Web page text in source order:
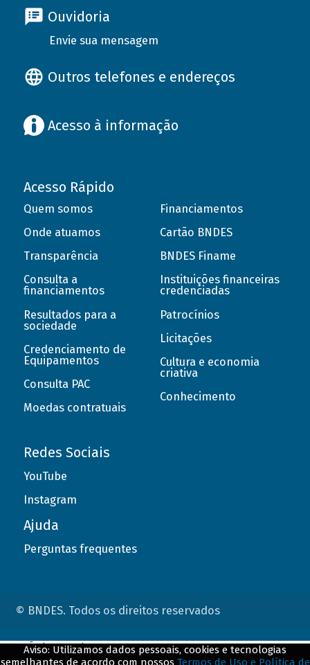
Ouvidoria
Envie sua mensagem
Outros telefones e endereços
Acesso à informação
Acesso Rápido
Quem somos
Onde atuamos
Transparência
Consulta a
financiamentos
Resultados para a
sociedade
Credenciamento de
Equipamentos
Consulta PAC
Moedas contratuais
Financiamentos
Cartão BNDES
BNDES Finame
Instituições financeiras
credenciadas
Patrocínios
Licitações
Cultura e economia
criativa
Conhecimento
Redes Sociais
YouTube
Instagram
Ajuda
Perguntas frequentes
© BNDES. Todos os direitos reservados
Aviso: Utilizamos dados pessoais, cookies e tecnologias
semelhantes de acordo com nossos Termos de Uso e Política de
ConteÃºdo complementar